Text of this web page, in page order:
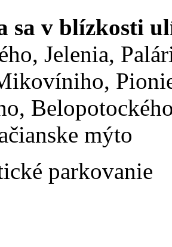
sa v blízkosti
Jelenia,
mýto
parkovanie